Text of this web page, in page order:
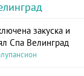
закуска и
Спа Велинград